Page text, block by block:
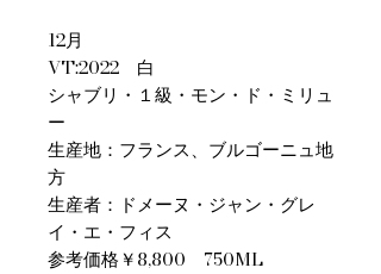
12月
VT:2022 白
シャブリ・１級・モン・ド・ミリュ
ー
生産地：フランス、ブルゴーニュ地
方
生産者：ドメーヌ・ジャン・グレ
イ・エ・フィス
参考価格￥8,800 750ML